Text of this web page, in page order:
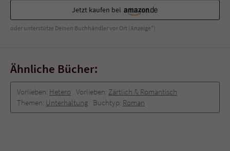
Jetzt kaufen bei
oder unterstütze Deinen Buchhändler vor Ort (Anzeige*)
Ähnliche Bücher:
Vorlieben: Hetero Vorlieben: Zärtlich & Romantisch
Themen: Unterhaltung Buchtyp: Roman